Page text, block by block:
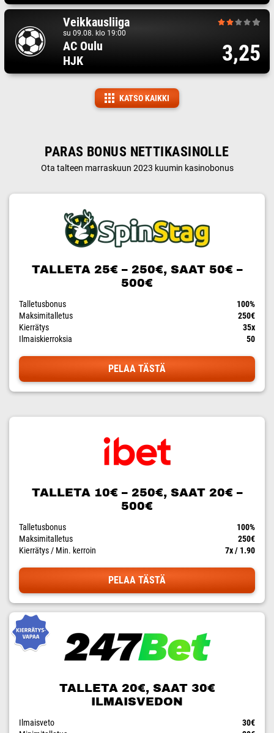
Veikkausliiga
su 09.08. klo 19:00
AC Oulu
HJK
3,25
KATSO KAIKKI
PARAS BONUS NETTIKASINOLLE
Ota talteen marraskuun 2023 kuumin kasinobonus
TALLETA 25€ – 250€, SAAT 50€ –
500€
Talletusbonus
100%
Maksimitalletus
250€
Kierrätys
35x
Ilmaiskierroksia
50
PELAA TÄSTÄ
TALLETA 10€ – 250€, SAAT 20€ –
500€
Talletusbonus
100%
Maksimitalletus
250€
Kierrätys / Min. kerroin
7x / 1.90
PELAA TÄSTÄ
TALLETA 20€, SAAT 30€
ILMAISVEDON
Ilmaisveto
30€